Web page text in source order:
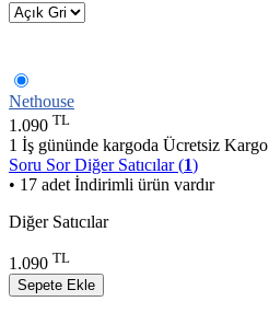
Nethouse
1.090 TL
1 İş gününde kargoda Ücretsiz Kargo
Soru SorDiğer Satıcılar (1)
• 17 adet İndirimli ürün vardır
Diğer Satıcılar
1.090 TL
Sepete Ekle